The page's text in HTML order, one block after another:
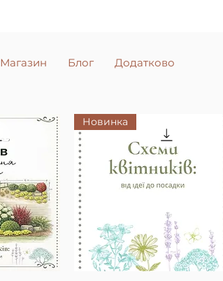
Магазин Блог Додатково
Новинка